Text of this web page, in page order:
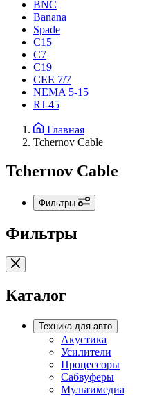
BNC
Banana
Spade
C15
С7
C19
CEE 7/7
NEMA 5-15
RJ-45
Главная
Tchernov Cable
Tchernov Cable
Фильтры
Фильтры
Каталог
Техника для авто
Акустика
Усилители
Процессоры
Сабвуферы
Мультимедиа